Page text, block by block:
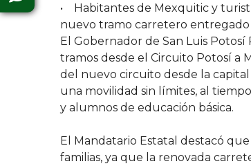
• Habitantes de Mexquitic y
nuevo tramo carretero
El Gobernador de San Luis
tramos desde el Circuito Potosí a
del nuevo circuito desde la
una movilidad sin límites, al
y alumnos de educación básica.
El Mandatario Estatal destacó
familias, ya que la renovada